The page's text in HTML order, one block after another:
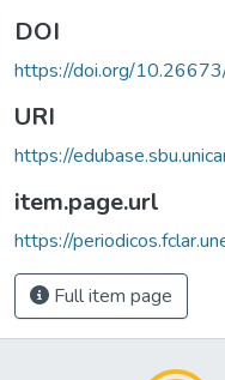
DOI
https://doi.org/
URI
https://
item.page.url
https://
Full item page